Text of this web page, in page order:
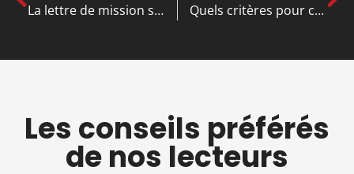
La lettre de mission salarié : un outil clé pour booster l’engagement en entreprise Quels critères pour choisir la meilleure agence SEO ?
Les conseils préférés
de nos lecteurs